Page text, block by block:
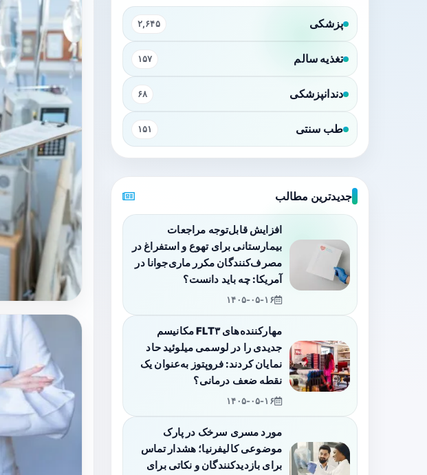
پزشکی ۲,۶۴۵
تغذیه سالم ۱۵۷
دندانپزشکی ۶۸
طب سنتی ۱۵۱
جدیدترین مطالب
افزایش قابل‌توجه مراجعات
بیمارستانی برای تهوع و استفراغ در
مصرف‌کنندگان مکرر ماری‌جوانا در
آمریکا: چه باید دانست؟
۱۴۰۵-۰۵-۱۶
مهارکننده‌های FLT۳ مکانیسم
جدیدی را در لوسمی میلوئید حاد
نمایان کردند: فروپتوز به‌عنوان یک
نقطه ضعف درمانی؟
۱۴۰۵-۰۵-۱۶
مورد مسری سرخک در پارک
موضوعی کالیفرنیا؛ هشدار تماس
برای بازدیدکنندگان و نکاتی برای